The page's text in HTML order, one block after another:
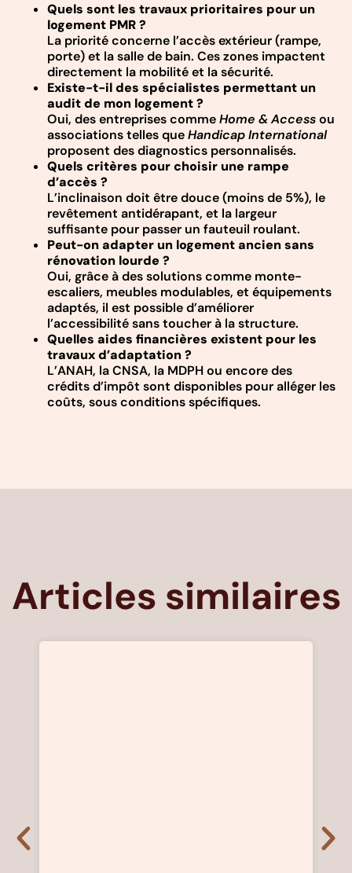
Quels sont les travaux prioritaires pour un
logement PMR ?
La priorité concerne l’accès extérieur (rampe,
porte) et la salle de bain. Ces zones impactent
directement la mobilité et la sécurité.
Existe-t-il des spécialistes permettant un
audit de mon logement ?
Oui, des entreprises commeHome & Accessou
associations telles queHandicap International
proposent des diagnostics personnalisés.
Quels critères pour choisir une rampe
d’accès ?
L’inclinaison doit être douce (moins de 5%), le
revêtement antidérapant, et la largeur
suffisante pour passer un fauteuil roulant.
Peut-on adapter un logement ancien sans
rénovation lourde ?
Oui, grâce à des solutions comme monte-
escaliers, meubles modulables, et équipements
adaptés, il est possible d’améliorer
l’accessibilité sans toucher à la structure.
Quelles aides financières existent pour les
travaux d’adaptation ?
L’ANAH, la CNSA, la MDPH ou encore des
crédits d’impôt sont disponibles pour alléger les
coûts, sous conditions spécifiques.
Articles similaires